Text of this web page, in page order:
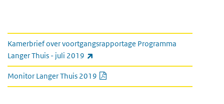
link naar kamerbrief en monitor
Kamerbrief over voortgangsrapportage Programma
Langer Thuis - juli 2019
Monitor Langer Thuis 2019